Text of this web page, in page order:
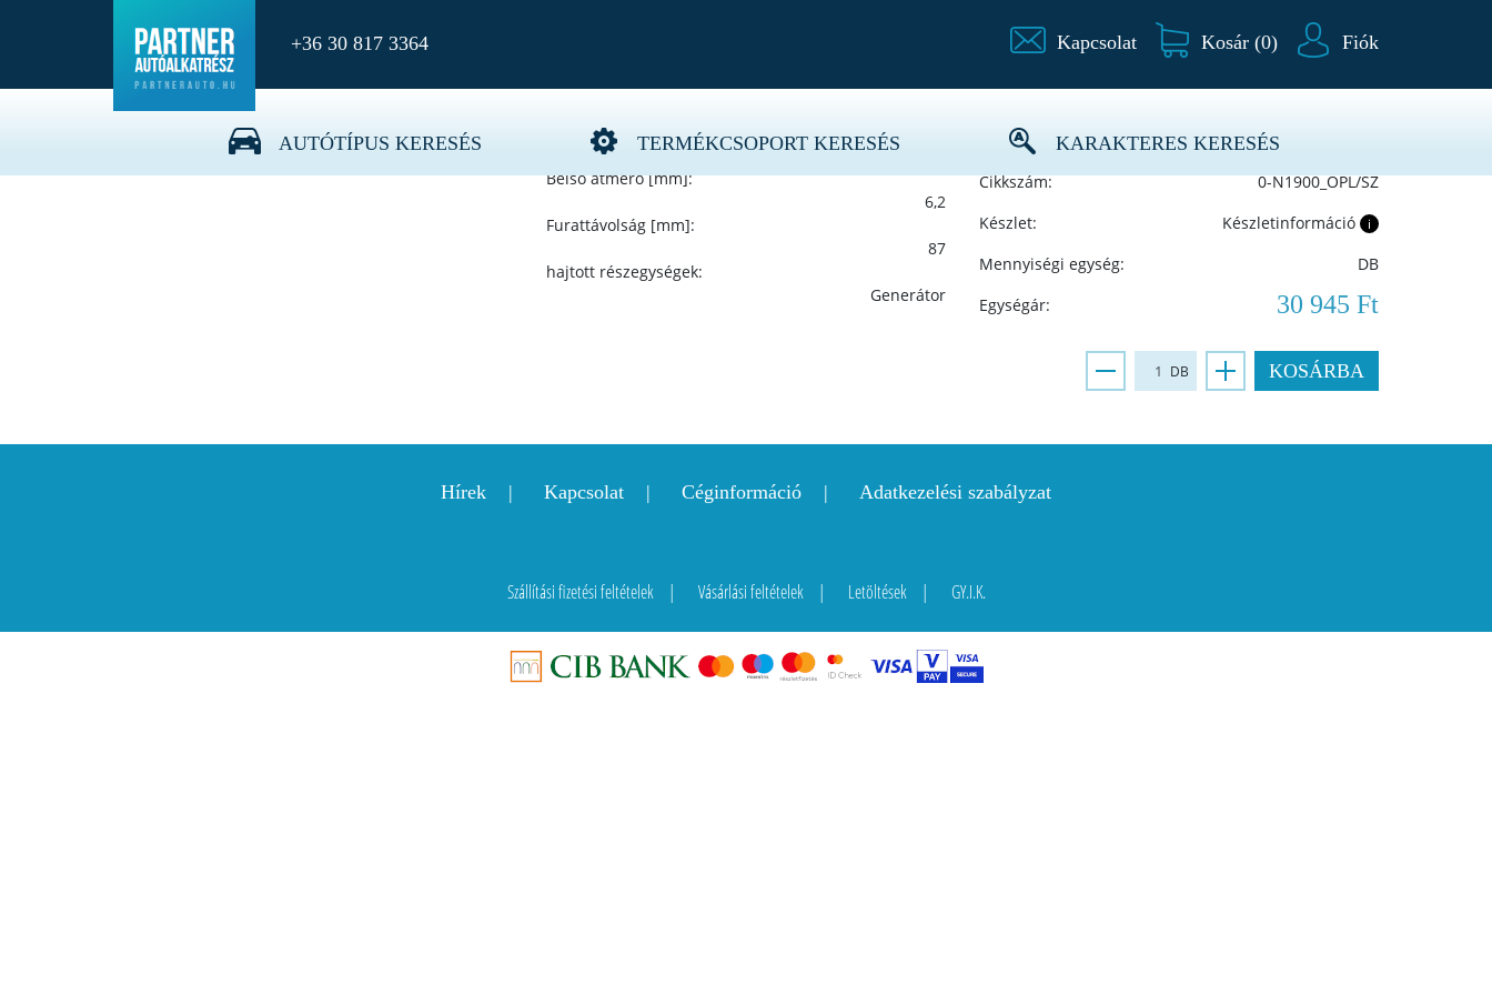
+36 30 817 3364 Kapcsolat Kosár (0) Fiók
AUTÓTÍPUS KERESÉS TERMÉKCSOPORT KERESÉS KARAKTERES KERESÉS
0-N1900_OPL/SZ Feszítőgörgő, hosszbordás szíj
Szélesség 1 [mm]:
Belső átmérő [mm]:
6,2
Furattávolság [mm]:
87
hajtott részegységek:
Generátor
Gyártó:
OPTIMAL
Cikkszám:
0-N1900_OPL/SZ
Készlet:
Készletinformáció i
Mennyiségi egység:
DB
Egységár:
30 945 Ft
DB KOSÁRBA
Hírek Kapcsolat Céginformáció Adatkezelési szabályzat
Szállítási fizetési feltételek Vásárlási feltételek Letöltések GY.I.K.